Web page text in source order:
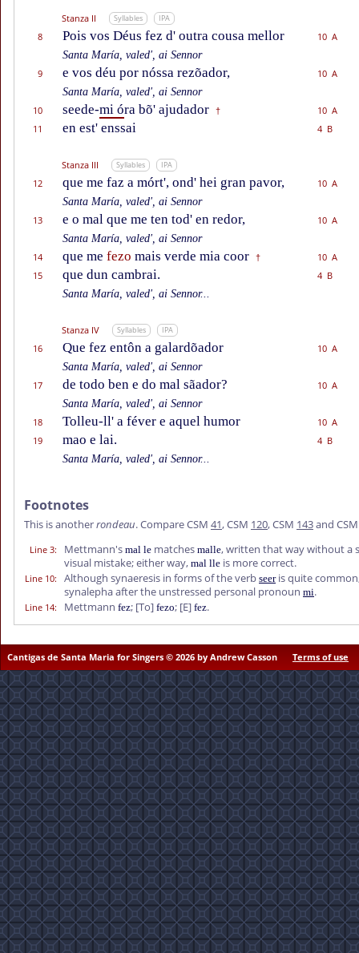
Stanza II Syllables IPA
8 Pois vos Déus fez d' outra cousa mellor
10 A
Santa María, valed', ai Sennor
9
e vos déu por nóssa rezõador,
10 A
Santa María, valed', ai Sennor
10
seede-mi óra bõ' ajudador †
10 A
11
en est' enssai 4 B
Stanza III Syllables IPA
12 que me faz a mórt', ond' hei gran pavor,
10 A
Santa María, valed', ai Sennor
13
e o mal que me ten tod' en redor,
10 A
Santa María, valed', ai Sennor
14
que me fezo mais verde mia coor †
10 A
15
que dun cambrai.
4 B
Santa María, valed', ai Sennor...
Stanza IV Syllables IPA
16 Que fez entôn a galardõador
10 A
Santa María, valed', ai Sennor
17
de todo ben e do mal sãador?
10 A
Santa María, valed', ai Sennor
18
Tolleu-ll' a féver e aquel humor
10 A
19
mao e lai.
4 B
Santa María, valed', ai Sennor...
Footnotes
This is anotherrondeau. Compare CSM 41, CSM 120, CSM 143and
Line 3: Mettmann's mal le matches malle, written that way without a
visual mistake; either way, mal lle is more correct.
Line 10: Although synaeresis in forms of the verb seeris quite
synalepha after the unstressed personal pronoun mi.
Line 14: Mettmann fez; [To] fezo; [E] fez.
Cantigas de Santa Maria for Singers © 2026 by Andrew Casson Terms of use